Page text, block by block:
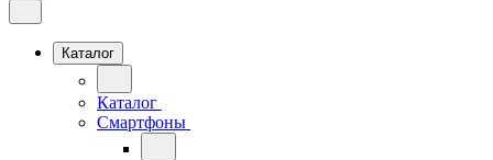
Каталог
Каталог
Смартфоны